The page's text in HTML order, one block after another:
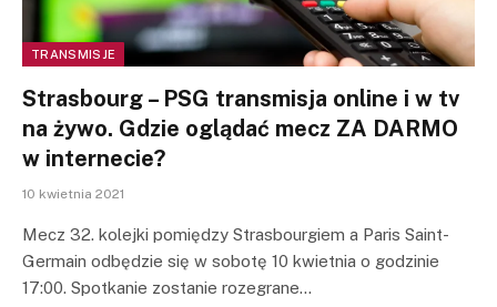
TRANSMISJE
Strasbourg – PSG transmisja online i w tv
na żywo. Gdzie oglądać mecz ZA DARMO
w internecie?
10 kwietnia 2021
Mecz 32. kolejki pomiędzy Strasbourgiem a Paris Saint-
Germain odbędzie się w sobotę 10 kwietnia o godzinie
17:00. Spotkanie zostanie rozegrane…